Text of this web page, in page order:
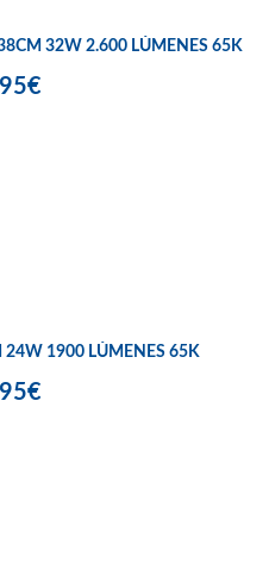
32W 2.600 LÚMENES 65K
1900 LÚMENES 65K